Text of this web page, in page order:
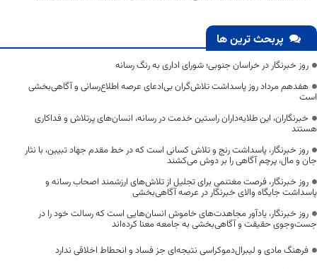
پربحث ترین ها
روز خبرنگار در خراسان جنوبی؛ شورای اداری به رنگ رسانه
هفدهم مرداد روز پاسداشت تلاش‌گران بی‌ادعای عرصه اطلاع‌رسانی و آگاهی‌بخشی
است
خبرنگاران، این طلایه‌داران راستین خدمت در رسانه، انسان‌های پرتلاش و فداکاری
هستند
روز خبرنگار، پاسداشت رنج و تلاش کسانی است که در خط مقدم جهاد تبیین، با نثار
جان و مال، پرچم آگاهی را بر دوش می‌کشند
روز خبرنگار، فرصت مغتنمی برای تجلیل از تلاش‌های ارزشمند اصحاب رسانه و
پاسداشت جایگاه والای خبرنگار در عرصه آگاهی‌بخشی
روز خبرنگار، یادآور مجاهدت‌های خاموش انسان‌هایی است که رسالت خود را در
جست‌وجوی حقیقت و آگاهی‌بخشی به جامعه معنا کرده‌اند
فرهنگ مادی و لیبرال‌دموکراسی نتیجه‌ای جز فساد و انحطاط اخلاقی ندارد